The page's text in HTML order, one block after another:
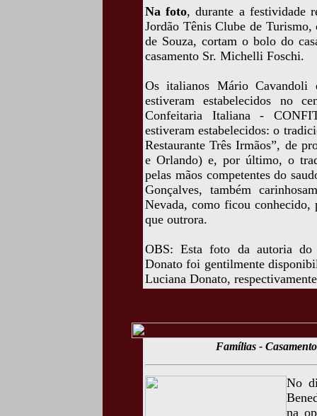
Na foto, durante a festividade
Jordão Tênis Clube de
de Souza, cortam o bolo do
casamento Sr. Michelli Foschi.
Os italianos Mário Cavandoli
estiveram estabelecidos no
Confeitaria Italiana -
estiveram estabelecidos: o
Restaurante Três Irmãos”, de
e Orlando) e, por último, o
pelas mãos competentes do
Gonçalves, também
Nevada, como ficou conhecido,
que outrora.
OBS: Esta foto da autoria do
Donato foi gentilmente
Luciana Donato,
Famílias -
No
na